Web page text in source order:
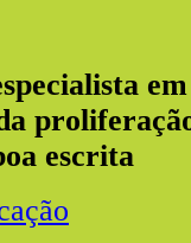
escrita